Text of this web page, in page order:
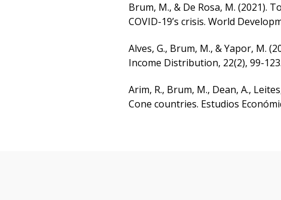
Brum, M., & De Rosa, M. (2021).
COVID-19’s crisis. World
Alves, G., Brum, M., & Yapor, M.
Income Distribution, 22(2), 99-123.
Arim, R., Brum, M., Dean, A.,
Cone countries. Estudios